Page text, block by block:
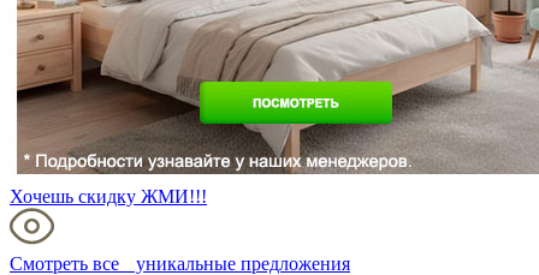
Хочешь скидку ЖМИ!!!
Смотреть все уникальные предложения